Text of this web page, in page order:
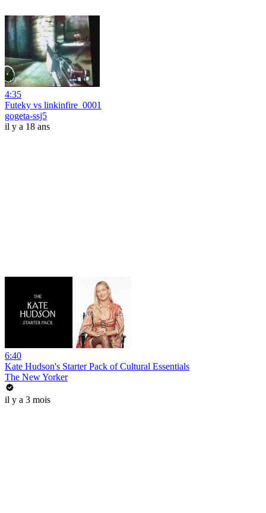
4:35
Futeky vs linkinfire_0001
gogeta-ssj5
il y a 18 ans
6:40
Kate Hudson's Starter Pack of Cultural Essentials
The New Yorker
il y a 3 mois